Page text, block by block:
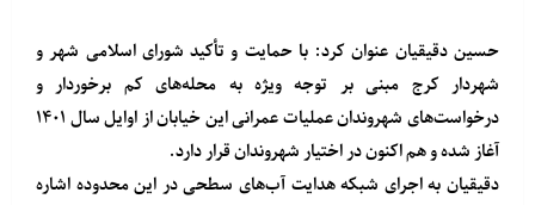
حسین دقیقیان عنوان کرد: با حمایت و تأکید شورای اسلامی شهر و
شهردار کرج مبنی بر توجه ویژه به محله‌های کم برخوردار و
درخواست‌های شهروندان عملیات عمرانی این خیابان از اوایل سال ۱۴۰۱
آغاز شده و هم اکنون در اختیار شهروندان قرار دارد.
دقیقیان به اجرای شبکه هدایت آب‌های سطحی در این محدوده اشاره